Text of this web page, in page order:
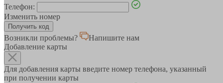
Телефон:
Изменить номер
Возникли проблемы?
Напишите нам
Добавление карты
Для добавления карты введите номер телефона, указанный
при получении карты